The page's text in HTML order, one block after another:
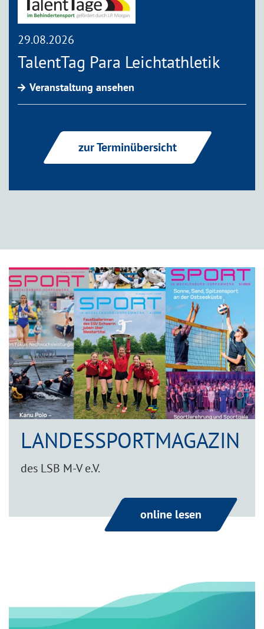
29.08.2026
TalentTag Para Leichtathletik
Veranstaltung ansehen
zur Terminübersicht
LANDESSPORTMAGAZIN
des LSB M-V e.V.
online lesen